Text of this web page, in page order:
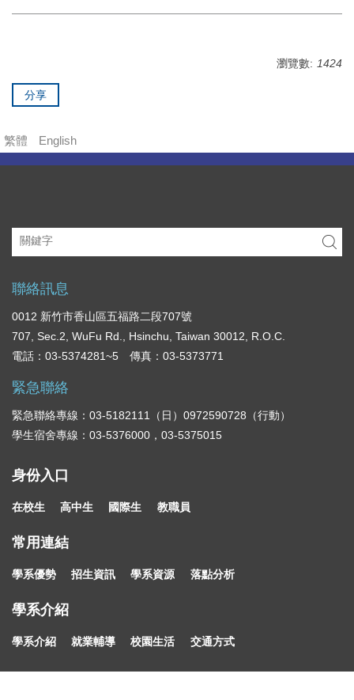
容
瀏覽數: 1424
分享
繁體 English
聯絡訊息
0012 新竹市香山區五福路二段707號
707, Sec.2, WuFu Rd., Hsinchu, Taiwan 30012, R.O.C.
電話：03-5374281~5 傳真：03-5373771
緊急聯絡
緊急聯絡專線：03-5182111（日）0972590728（行動）
學生宿舍專線：03-5376000，03-5375015
身份入口
在校生 高中生 國際生 教職員
常用連結
學系優勢 招生資訊 學系資源 落點分析
學系介紹
學系介紹 就業輔導 校園生活 交通方式